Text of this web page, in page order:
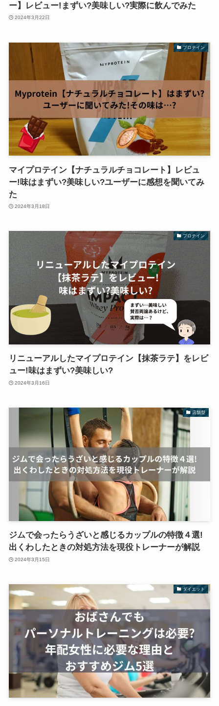
ー】レビュー!まずい?美味しい?実際に飲んでみた
2024年3月22日
プロテイン
マイプロテイン【ナチュラルチョコレート】レビュ
ー!味はまずい?美味しい?ユーザーに感想を聞いてみ
た
2024年3月18日
プロテイン
リニューアルしたマイプロテイン【抹茶ラテ】をレビ
ュー!味はまずい?美味しい?
2024年3月16日
店舗型
ジムで会ったらうざいと感じるカップルの特徴４選!
出くわしたときの対処方法を現役トレーナーが解説
2024年3月15日
ダイエット